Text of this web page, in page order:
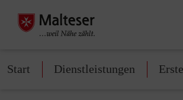
Start Dienstleistungen